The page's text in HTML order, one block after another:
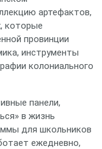
артефактов,
которые
провинции
инструменты
колониального
панели,
в жизнь
для школьников
ежедневно,